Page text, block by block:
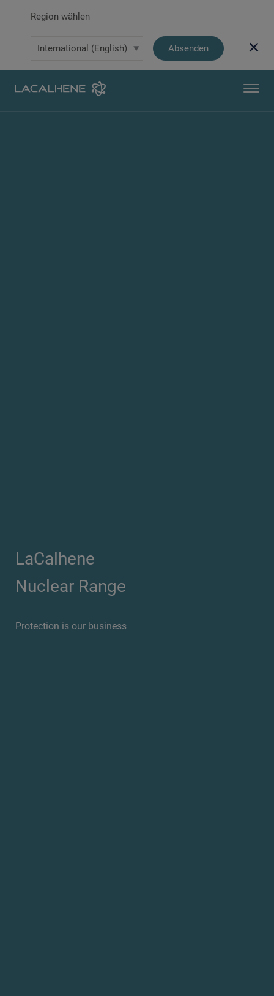
Region wählen
Absenden
LaCalhene
Nuclear Range
Protection is our business